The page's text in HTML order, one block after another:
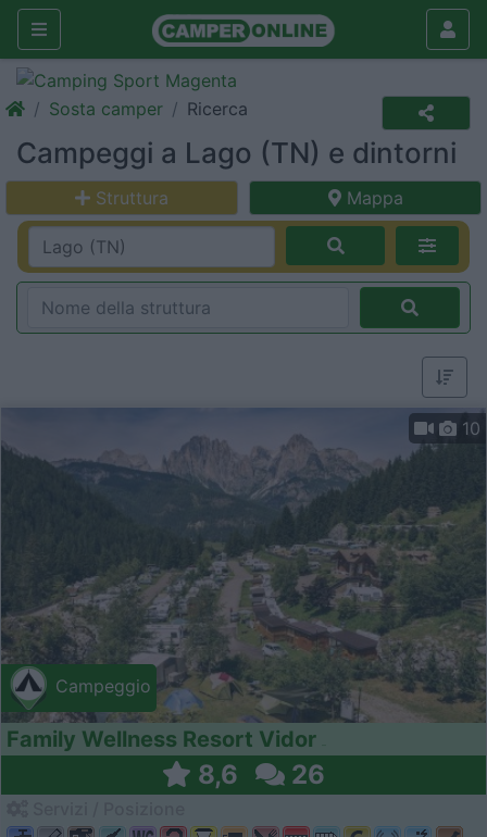
Sosta camper Ricerca
Campeggi a Lago (TN) e dintorni
Struttura Mappa
Campeggio
10
Family Wellness Resort Vidor
8,6 26